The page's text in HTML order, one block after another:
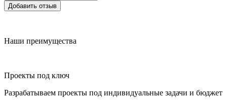
Добавить отзыв
Наши преимущества
Проекты под ключ
Разрабатываем проекты под индивидуальные задачи и бюджет